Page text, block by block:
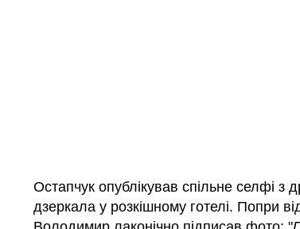
Остапчук опублікував спільне селфі
дзеркала у розкішному готелі. Попри